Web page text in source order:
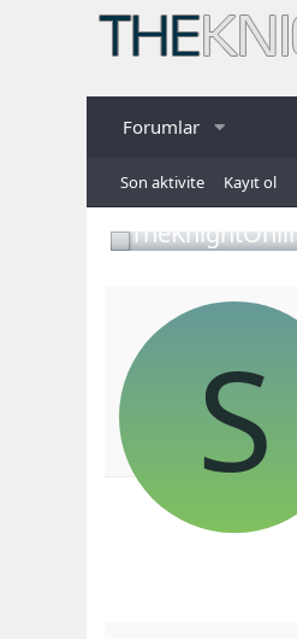
Forumlar
Son aktivite Kayıt ol
S